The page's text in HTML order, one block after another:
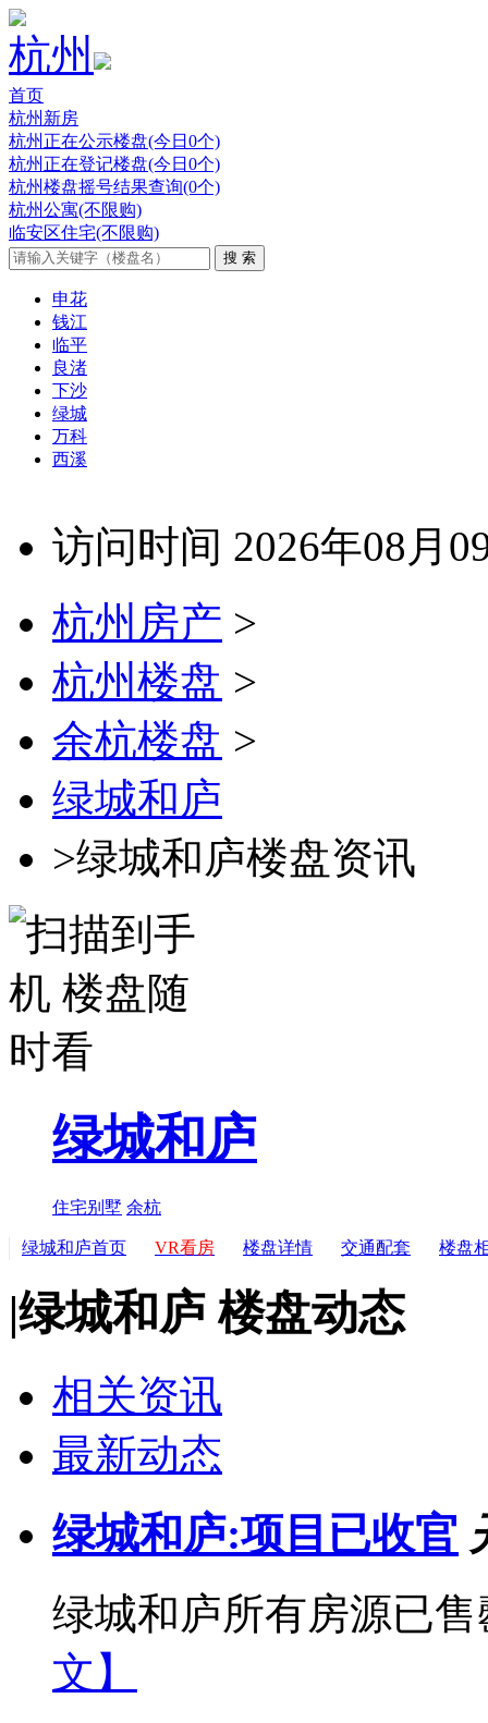
杭州
首页
杭州新房
杭州正在公示楼盘(今日0个)
杭州正在登记楼盘(今日0个)
杭州楼盘摇号结果查询(0个)
杭州公寓(不限购)
临安区住宅(不限购)
申花
钱江
临平
良渚
下沙
绿城
万科
西溪
访问时间 2026年08月
杭州房产 >
杭州楼盘 >
余杭楼盘 >
绿城和庐
>绿城和庐楼盘资讯
绿城和庐
住宅别墅 余杭
绿城和庐首页 VR看房 楼盘详情 交通配套 楼盘
|绿城和庐 楼盘动态
相关资讯
最新动态
绿城和庐:项目已收官
绿城和庐所有房源已
文】